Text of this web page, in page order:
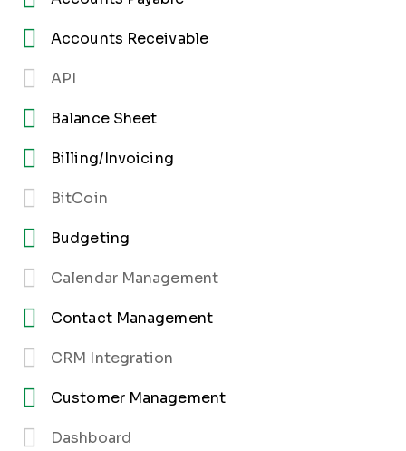
Accounts Receivable
API
Balance Sheet
Billing/Invoicing
BitCoin
Budgeting
Calendar Management
Contact Management
CRM Integration
Customer Management
Dashboard